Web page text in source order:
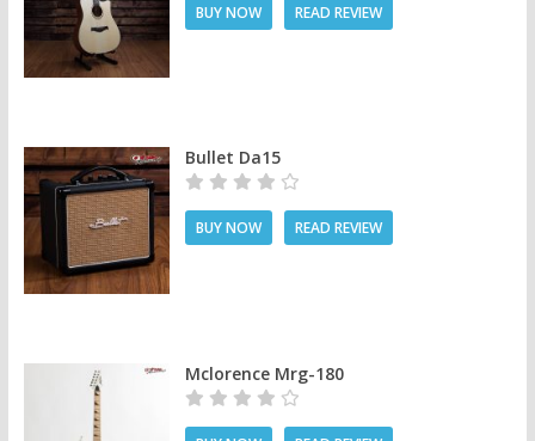
BUY NOW READ REVIEW
Bullet Da15
BUY NOW READ REVIEW
Mclorence Mrg-180